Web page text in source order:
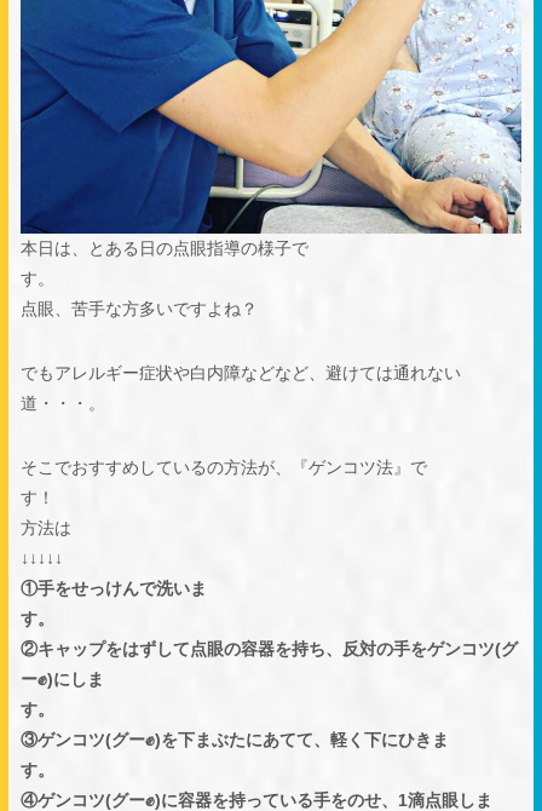
本日は、とある日の点眼指導の様子で
す
点眼、苦手な方多いですよね？
でもアレルギー症状や白内障などなど、避けては通れない
道・・・。
そこでおすすめしているの方法が、『ゲンコツ法』で
す
方法は
①手をせっけんで洗いま
す
②キャップをはずして点眼の容器を持ち、反対の手をゲンコツ(グ
ー✊)にしま
す
③ゲンコツ(グー✊)を下まぶたにあてて、軽く下にひきま
す
④ゲンコツ(グー✊)に容器を持っている手をのせ、1滴点眼しま